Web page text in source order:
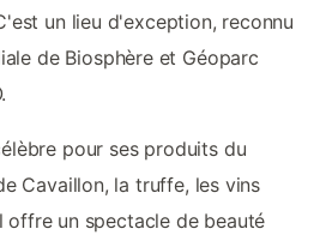
un lieu d'exception, reconnu
de Biosphère et Géoparc
pour ses produits du
Cavaillon, la truffe, les vins
offre un spectacle de beauté